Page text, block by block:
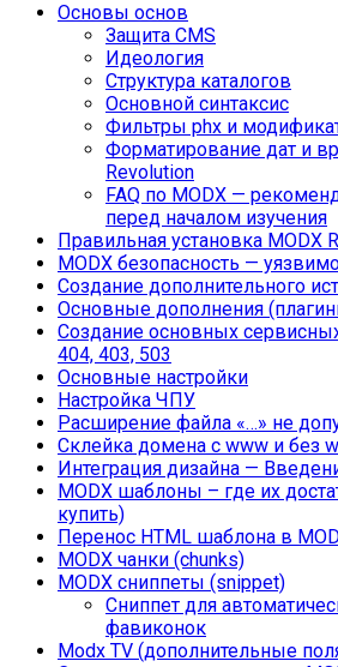
Основы основ
Защита CMS
Идеология
Структура каталогов
Основной синтаксис
Фильтры phx и
Форматирование дат и
Revolution
FAQ по MODX —
перед началом изучения
Правильная установка MODX
MODX безопасность —
Создание дополнительного
Основные дополнения
Создание основных
404, 403, 503
Основные настройки
Настройка ЧПУ
Расширение файла «…» не
Склейка домена с www и без
Интеграция дизайна —
MODX шаблоны – где их
купить)
Перенос HTML шаблона в
MODX чанки (chunks)
MODX сниппеты (snippet)
Сниппет для
фавиконок
Modx TV (дополнительные